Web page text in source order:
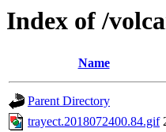
Index of /
Name
Parent Directory
trayect.2018072400.84.gif